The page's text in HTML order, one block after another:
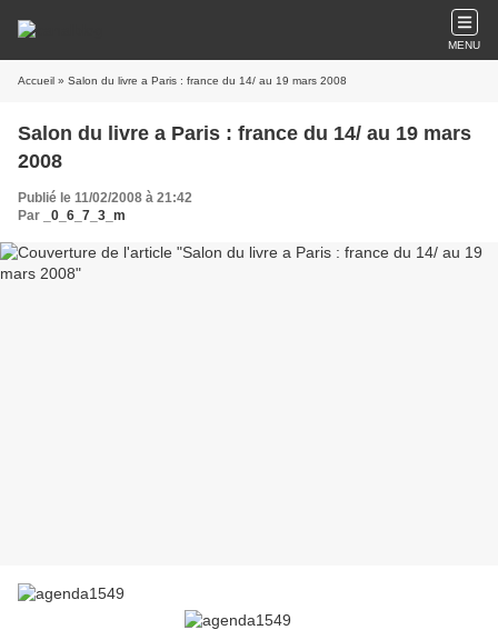
MENU
Accueil » Salon du livre a Paris : france du 14/ au 19 mars 2008
Salon du livre a Paris : france du 14/ au 19 mars
2008
Publié le 11/02/2008 à 21:42
Par
_0_6_7_3_m